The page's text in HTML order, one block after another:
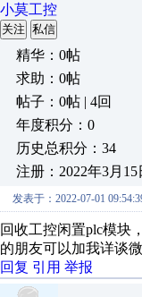
小莫工控
关注 私信
精华：0帖
求助：0帖
帖子：0帖 | 4回
年度积分：0
历史总积分：34
注册：2022年3月15
发表于：2022-07-01
回收工控闲置plc模块
的朋友可以加我详谈
回复 引用 举报